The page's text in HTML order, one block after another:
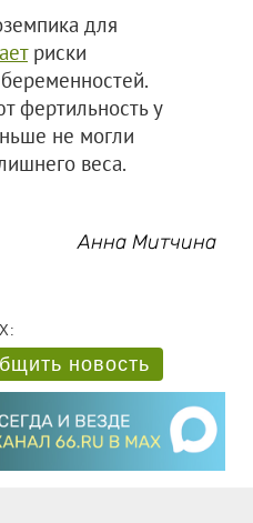
для
риски
фертильность у
не могли
веса.
Анна Митчина
новость